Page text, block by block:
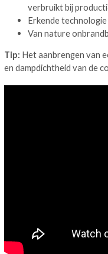
verbruikt bij
Erkende
Van nature
Tip: Het aanbrengen van
en dampdichtheid van de